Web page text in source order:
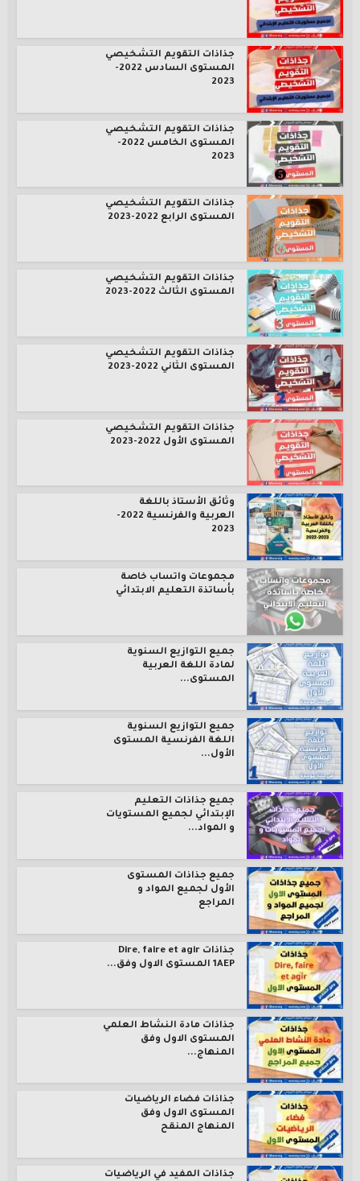
جذاذات التقويم التشخيصي
المستوى السادس 2022-
2023
جذاذات التقويم التشخيصي
المستوى الخامس 2022-
2023
جذاذات التقويم التشخيصي
المستوى الرابع 2022-2023
جذاذات التقويم التشخيصي
المستوى الثالث 2022-2023
جذاذات التقويم التشخيصي
المستوى الثاني 2022-2023
جذاذات التقويم التشخيصي
المستوى الأول 2022-2023
وثائق الأستاذ باللغة
العربية والفرنسية 2022-
2023
مجموعات واتساب خاصة
بأساتذة التعليم الابتدائي
جميع التوازيع السنوية
لمادة اللغة العربية
المستوى...
جميع التوازيع السنوية
اللغة الفرنسية المستوى
الأول...
جميع جذاذات التعليم
الإبتدائي لجميع المستويات
و المواد...
جميع جذاذات المستوى
الأول لجميع المواد و
المراجع
جذاذات Dire, faire et agir
1AEP المستوى الاول وفق...
جذاذات مادة النشاط العلمي
المستوى الاول وفق
المنهاج...
جذاذات فضاء الرياضيات
المستوى الاول وفق
المنهاج المنقح
جذاذات المفيد في الرياضيات